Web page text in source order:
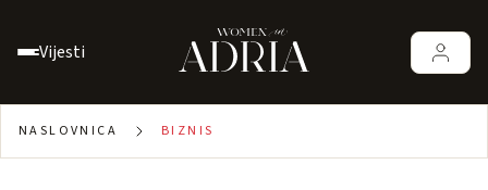
Vijesti
NASLOVNICA BIZNIS